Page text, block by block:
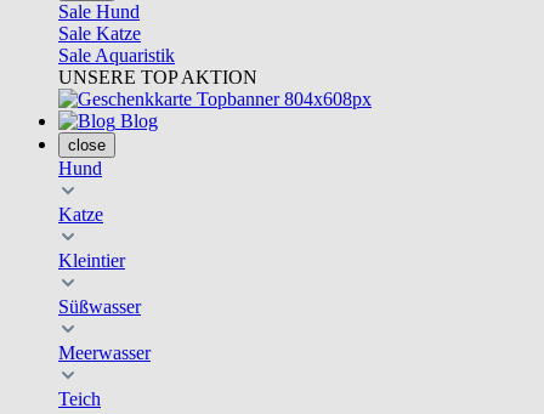
Sale Hund
Sale Katze
Sale Aquaristik
UNSERE TOP AKTION
Blog
close
Hund
Katze
Kleintier
Süßwasser
Meerwasser
Teich